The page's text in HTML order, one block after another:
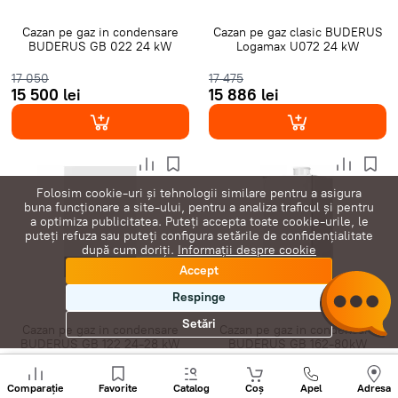
Cazan pe gaz in condensare
BUDERUS GB 022 24 kW
17 050
15 500 lei
Cazan pe gaz clasic BUDERUS
Logamax U072 24 kW
17 475
15 886 lei
Cazan pe gaz in condensare
BUDERUS GB 122 24-28 kW
20 350
18 500 lei
Cazan pe gaz in condensare
BUDERUS GB 162-80kW
108 900
99 000 lei
Comparație Favorite Catalog Coș Apel Adresa
Sunați
+
Folosim cookie-uri și tehnologii similare pentru a asigura
buna funcționare a site-ului, pentru a analiza traficul și pentru
a optimiza publicitatea. Puteți accepta toate cookie-urile, le
puteți refuza sau puteți configura setările de confidențialitate
după cum doriți. Informații despre cookie
Accept
Respinge
Setări